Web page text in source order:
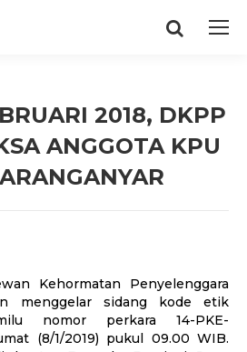
Search:
2018, DKPP
ANGGOTA KPU
Kehormatan Penyelenggara
menggelar sidang kode etik
nomor perkara 14-PKE-
(8/1/2019) pukul 09.00 WIB.